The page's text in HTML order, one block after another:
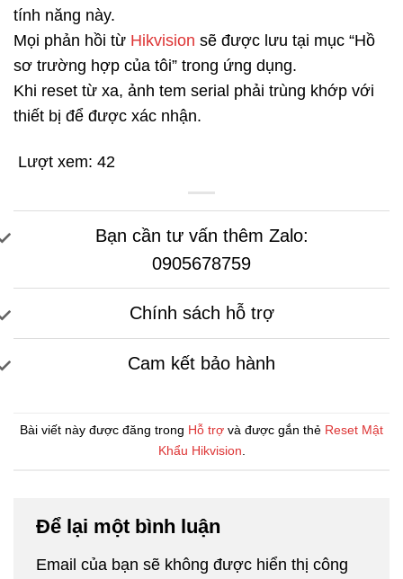
tính năng này.
Mọi phản hồi từ Hikvision sẽ được lưu tại mục “Hồ
sơ trường hợp của tôi” trong ứng dụng.
Khi reset từ xa, ảnh tem serial phải trùng khớp với
thiết bị để được xác nhận.
Lượt xem: 42
Bạn cần tư vấn thêm Zalo:
0905678759
Chính sách hỗ trợ
Cam kết bảo hành
Bài viết này được đăng trong Hỗ trợ và được gắn thẻ Reset Mật
Khẩu Hikvision.
Để lại một bình luận
Email của bạn sẽ không được hiển thị công